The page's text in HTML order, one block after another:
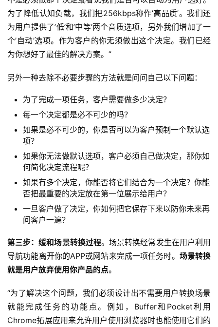
为了降低认知负载，我们把256kbps称作’高品质’。我们还
为用户提供了’低’和’中等’两个音质选项，另外我们增加了一
个’自动’选项。作为客户的你无须做出这个决定。我们已经
为你想好了最佳的解决方案。”
另外一种去除不必要步骤的方法就是问问自己以下问题：
为了完成一项任务，客户需要做多少决定？
每一个决定都是必不可少的吗？
如果是必不可少的，你是否可以为客户预制一个默认选
项？
如果你无法做默认选项，客户必须自己做决定，那你如
何简化决定流程呢？
如果有多个决定，你能否将它们结合为一个决定？你能
否把最重要的决定放在第一位展示给用户？
一旦客户做了决定，你如何把它保存下来以防你未来再
问客户一遍？
第三步：缓和场景转换过程。场景转换经常发生在用户利用
导航功能离开你的APP或网站来完成一项任务时。 场景转换
就是用户放弃使用你产品的点。
“为了解决这个问题，我们必须设计出不需要用户转换场景
就能完成任务的功能点。例如，Buffer和Pocket利用
Chrome拓展应用来允许用户使用浏览器时也能使用它们的